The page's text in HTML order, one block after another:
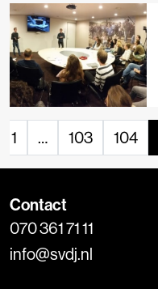
1 … 103 104
Contact
070 361 71 11
info@svdj.nl